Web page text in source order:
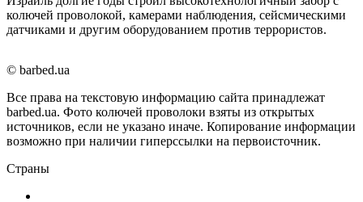
колючей проволокой, камерами наблюдения, сейсмическими
датчиками и другим оборудованием против террористов.
© barbed.ua
Все права на текстовую информацию сайта принадлежат
barbed.ua. Фото колючей проволоки взяты из открытых
источников, если не указано иначе. Копирование информации
возможно при наличии гиперссылки на первоисточник.
Страны